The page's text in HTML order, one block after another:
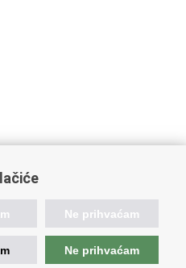
sustava
kriminaliteta
Ne prihvaćam
Ne prihvaćam